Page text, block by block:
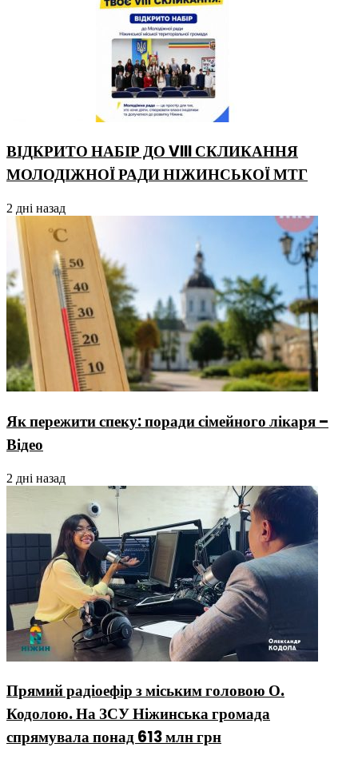
ВІДКРИТО НАБІР ДО VIII СКЛИКАННЯ
МОЛОДІЖНОЇ РАДИ НІЖИНСЬКОЇ МТГ
2 дні назад
Як пережити спеку: поради сімейного лікаря –
Відео
2 дні назад
Прямий радіоефір з міським головою О.
Кодолою. На ЗСУ Ніжинська громада
спрямувала понад 613 млн грн